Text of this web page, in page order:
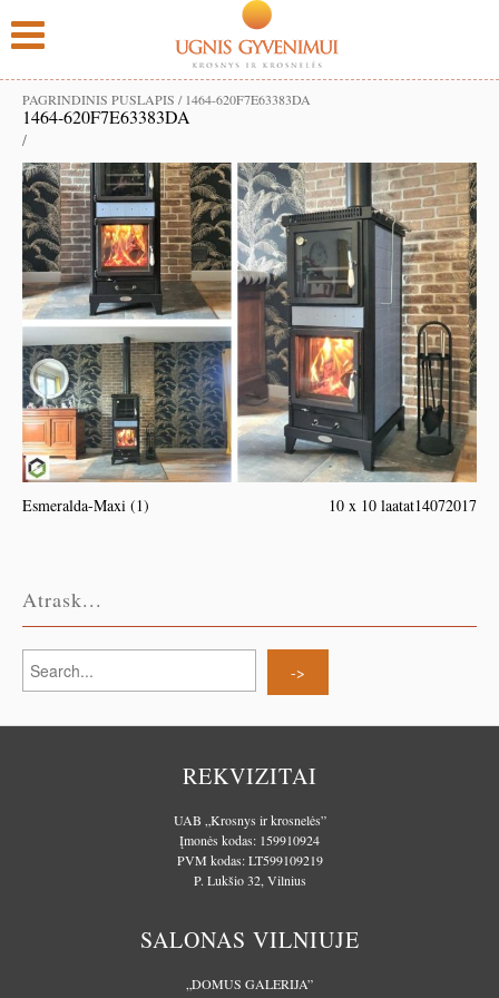
PAGRINDINIS PUSLAPIS / 1464-620F7E63383DA
1464-620F7E63383DA
/
Esmeralda-Maxi (1) 10 x 10 laatat14072017
Atrask...
REKVIZITAI
UAB „Krosnys ir krosnelės”
Įmonės kodas: 159910924
PVM kodas: LT599109219
P. Lukšio 32, Vilnius
SALONAS VILNIUJE
„DOMUS GALERIJA”